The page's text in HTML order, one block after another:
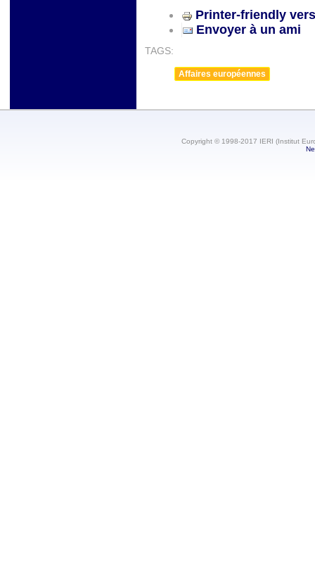
Printer-friendly
Envoyer à un ami
TAGS:
Affaires européennes
Copyright © 1998-2017 IERI (Institut